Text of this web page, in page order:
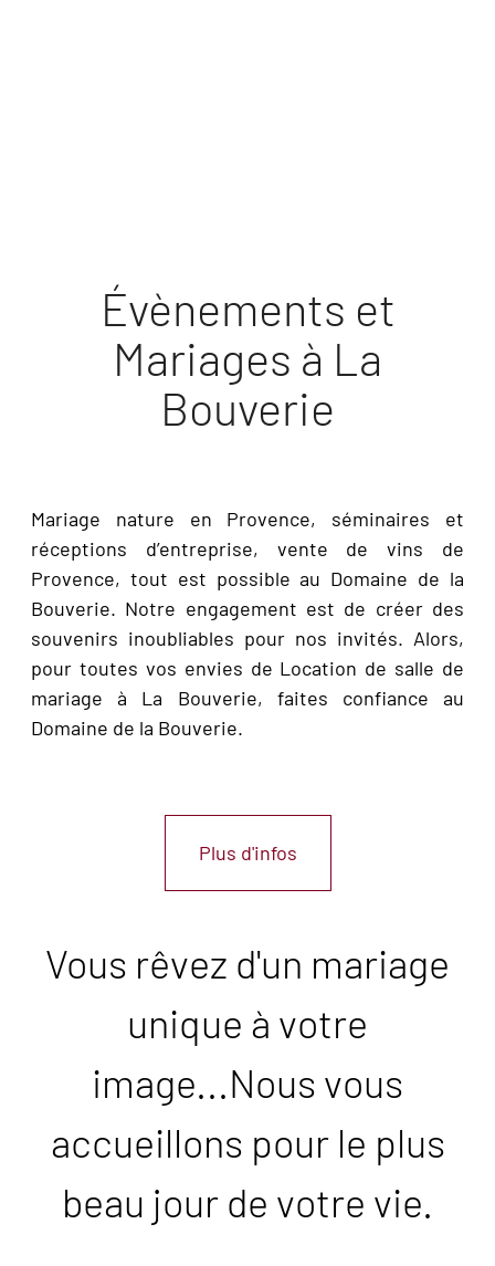
Évènements et
Mariages à La
Bouverie
Mariage nature en Provence, séminaires et
réceptions d’entreprise, vente de vins de
Provence, tout est possible au Domaine de la
Bouverie. Notre engagement est de créer des
souvenirs inoubliables pour nos invités. Alors,
pour toutes vos envies de Location de salle de
mariage à La Bouverie, faites confiance au
Domaine de la Bouverie.
Plus d'infos
Vous rêvez d'un mariage
unique à votre
image...Nous vous
accueillons pour le plus
beau jour de votre vie.